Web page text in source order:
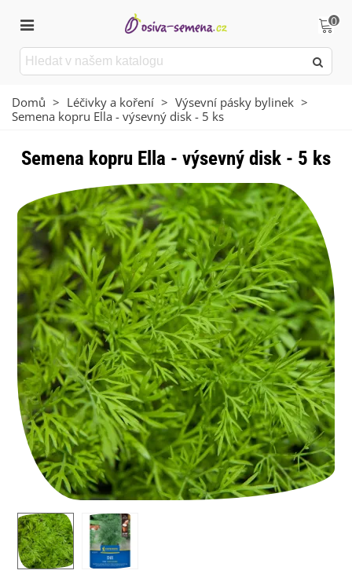
0
Domů > Léčivky a koření > Výsevní pásky bylinek >
Semena kopru Ella - výsevný disk - 5 ks
Semena kopru Ella - výsevný disk - 5 ks